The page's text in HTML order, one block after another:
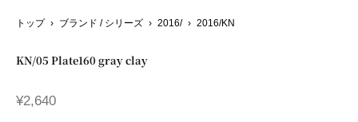
トップ › ブランド / シリーズ › 2016/ › 2016/KN
KN/05 Plate160 gray clay
セール価格
¥2,640